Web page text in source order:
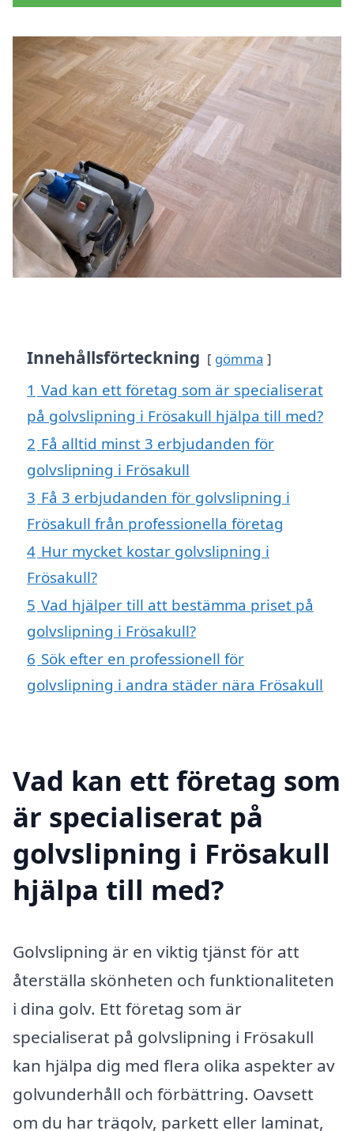
Innehållsförteckning gömma
1 Vad kan ett företag som är specialiserat
på golvslipning i Frösakull hjälpa till med?
2 Få alltid minst 3 erbjudanden för
golvslipning i Frösakull
3 Få 3 erbjudanden för golvslipning i
Frösakull från professionella företag
4 Hur mycket kostar golvslipning i
Frösakull?
5 Vad hjälper till att bestämma priset på
golvslipning i Frösakull?
6 Sök efter en professionell för
golvslipning i andra städer nära Frösakull
Vad kan ett företag som
är specialiserat på
golvslipning i Frösakull
hjälpa till med?
Golvslipning är en viktig tjänst för att
återställa skönheten och funktionaliteten
i dina golv. Ett företag som är
specialiserat på golvslipning i Frösakull
kan hjälpa dig med flera olika aspekter av
golvunderhåll och förbättring. Oavsett
om du har trägolv, parkett eller laminat,